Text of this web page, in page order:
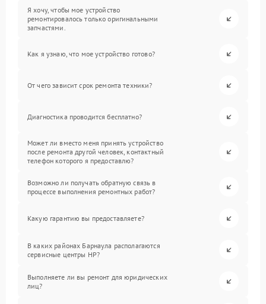
Я хочу, чтобы мое устройство
ремонтировалось только оригинальными
запчастями.
Как я узнаю, что мое устройство готово?
От чего зависит срок ремонта техники?
Диагностика проводится бесплатно?
Может ли вместо меня принять устройство
после ремонта другой человек, контактный
телефон которого я предоставлю?
Возможно ли получать обратную связь в
процессе выполнения ремонтных работ?
Какую гарантию вы предоставляете?
В каких районах Барнаула располагаются
сервисные центры HP?
Выполняете ли вы ремонт для юридических
лиц?